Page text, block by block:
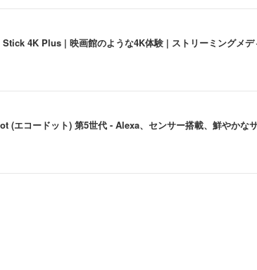
4K Plus | 映画館のような4K体験 | ストリーミングメデ
(エコードット) 第5世代 - Alexa、センサー搭載、鮮やかな
スチェア 椅子 テレワーク 疲れない 跳ね上げ式アームレス
けプレミアムモニター | FlexScan EV3240X-WT | 31.5型4K
ク ペットシーツ 薄型 レギュラー 1回使い捨て 無香料 ホワイ